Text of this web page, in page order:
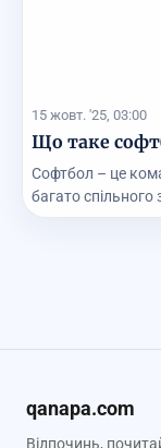
15 жовт. '25, 03:00
Що таке
Софтбол – це
багато спільного
qanapa.com
Відпочинь,